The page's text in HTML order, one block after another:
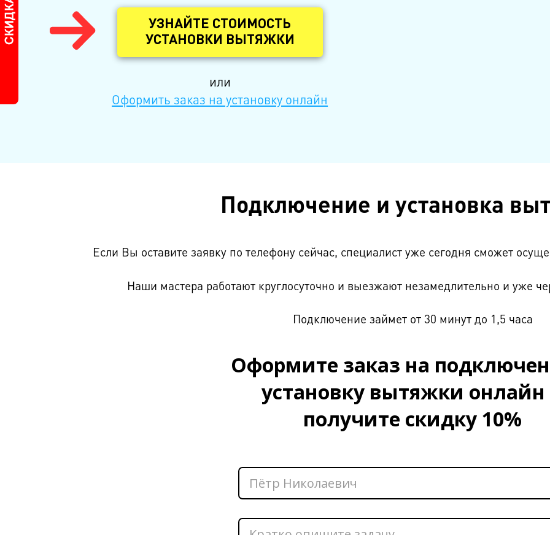
УЗНАЙТЕ СТОИМОСТЬ
УСТАНОВКИ ВЫТЯЖКИ
или
Оформить заказ на установку онлайн
Подключение и установка
Если Вы оставите заявку по телефону сейчас, специалист уже сегодня сможет
Наши мастера работают круглосуточно и выезжают незамедлительно и уже
Подключение займет от 30 минут до 1,5 часа
Оформите заказ на
установку вытяжки онлайн
получите скидку 10%